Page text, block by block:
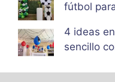
fútbol
4 ideas
sencillo